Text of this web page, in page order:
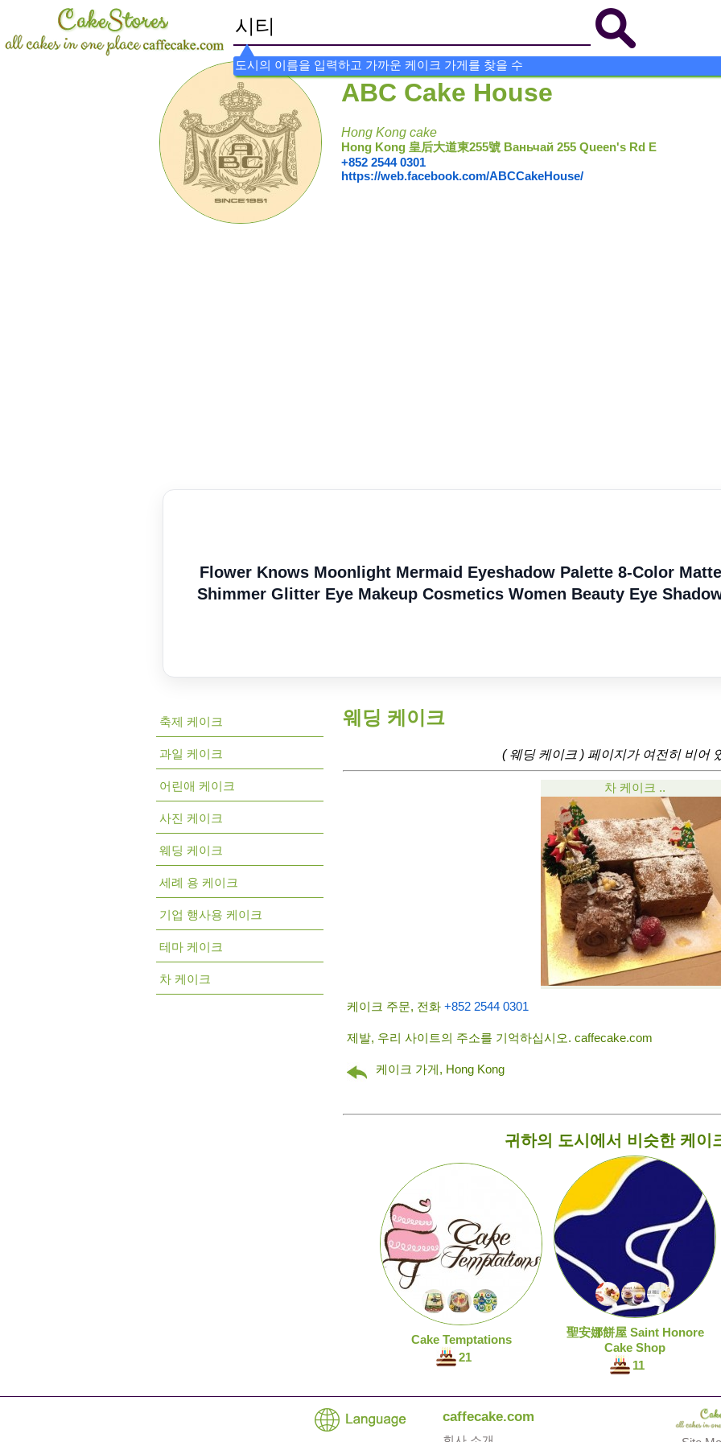
도시의 이름을 입력하고 가까운 케이크 가게를 찾을 수
ABC Cake House
Hong Kong cake
Hong Kong 皇后大道東255號 Ваньчай 255 Queen's Rd E
+852 2544 0301
https://web.facebook.com/ABCCakeHouse/
Flower Knows Moonlight Mermaid Eyeshadow Palette 8-Color Matte
Shimmer Glitter Eye Makeup Cosmetics Women Beauty Eye
축제 케이크
과일 케이크
어린애 케이크
사진 케이크
웨딩 케이크
세례 용 케이크
기업 행사용 케이크
테마 케이크
차 케이크
웨딩 케이크
( 웨딩 케이크 ) 페이지가 여전히 비어
차 케이크 ..
케이크 주문, 전화 +852 2544 0301
제발, 우리 사이트의 주소를 기억하십시오. caffecake.com
케이크 가게, Hong Kong
귀하의 도시에서 비슷한 케이
Cake Temptations
21
聖安娜餅屋 Saint Honore
Cake Shop
11
caffecake.com